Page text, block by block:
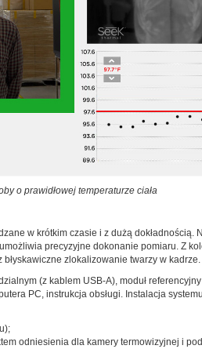
o prawidłowej temperaturze ciała
w krótkim czasie i z dużą
precyzyjne dokonanie pomiaru. Z
zlokalizowanie twarzy w kadrze.
(z kablem USB-A), moduł
PC, instrukcja obsługi. Instalacja
odniesienia dla kamery termowizyjnej i